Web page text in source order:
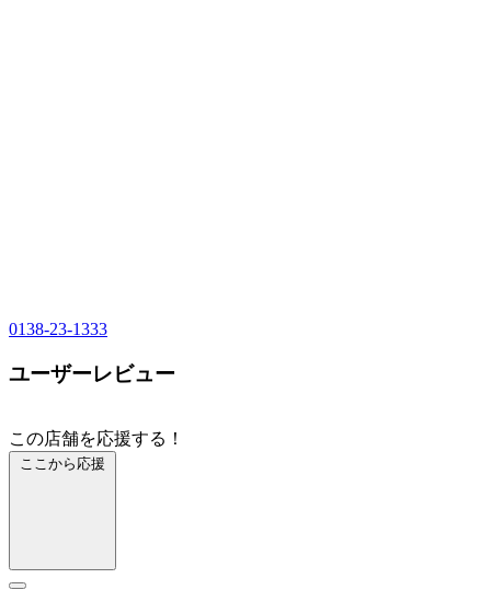
0138-23-1333
ユーザーレビュー
この店舗を応援する！
ここから応援